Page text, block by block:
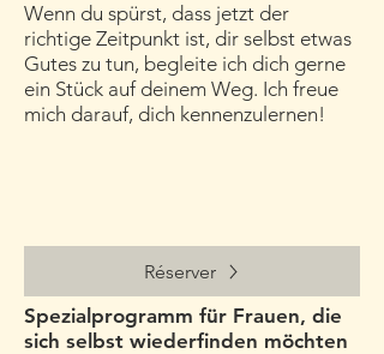
​Wenn du spürst, dass jetzt der
richtige Zeitpunkt ist, dir selbst etwas
Gutes zu tun, begleite ich dich gerne
ein Stück auf deinem Weg. Ich freue
mich darauf, dich kennenzulernen!
Spezialprogramm für Frauen, die
sich selbst wiederfinden möchten
Réserver